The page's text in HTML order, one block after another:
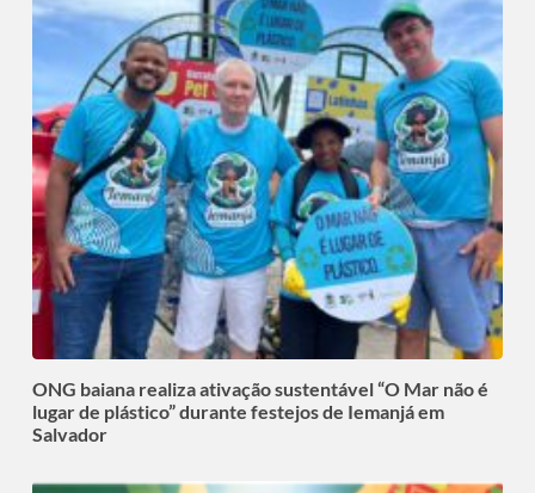
ONG baiana realiza ativação sustentável “O Mar não é
lugar de plástico” durante festejos de Iemanjá em
Salvador